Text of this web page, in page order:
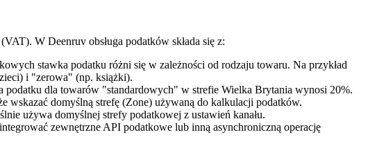
W Deenruv obsługa podatków składa się z:
stawka podatku różni się w zależności od rodzaju towaru. Na przykład
i "zerowa" (np. książki).
dla towarów "standardowych" w strefie Wielka Brytania wynosi 20%.
wskazać domyślną strefę (Zone) używaną do kalkulacji podatków.
używa domyślnej strefy podatkowej z ustawień kanału.
zewnętrzne API podatkowe lub inną asynchroniczną operację